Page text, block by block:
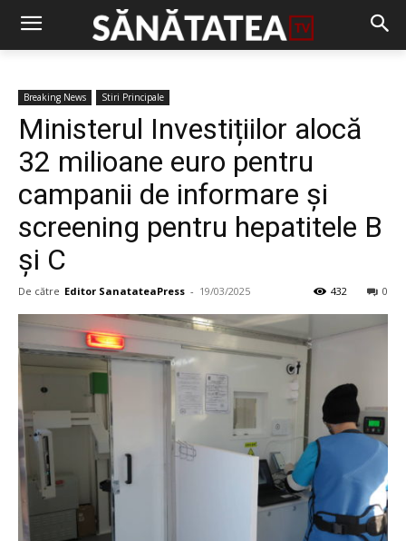
Breaking News Stiri Principale
Ministerul Investițiilor alocă
32 milioane euro pentru
campanii de informare și
screening pentru hepatitele B
și C
De către Editor SanatateaPress - 19/03/2025 0
432